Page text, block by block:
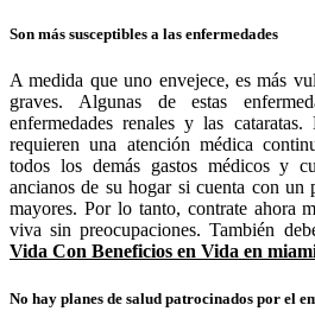
Son más susceptibles a las enfermedades
A medida que uno envejece, es más
graves. Algunas de estas
enfermedades renales y las
requieren una atención médica
todos los demás gastos médicos y
ancianos de su hogar si cuenta con un
mayores. Por lo tanto, contrate ahora
viva sin preocupaciones. También
Vida Con Beneficios en Vida en
No hay planes de salud patrocinados por el